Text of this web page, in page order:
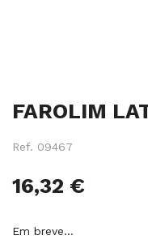
FAROLIM
Ref. 09467
16,32 €
Em breve…
para
início
de